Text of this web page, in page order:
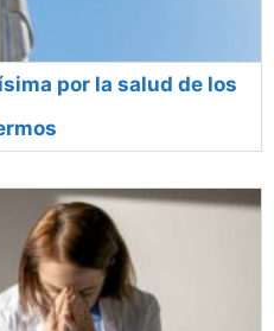
por la salud de los